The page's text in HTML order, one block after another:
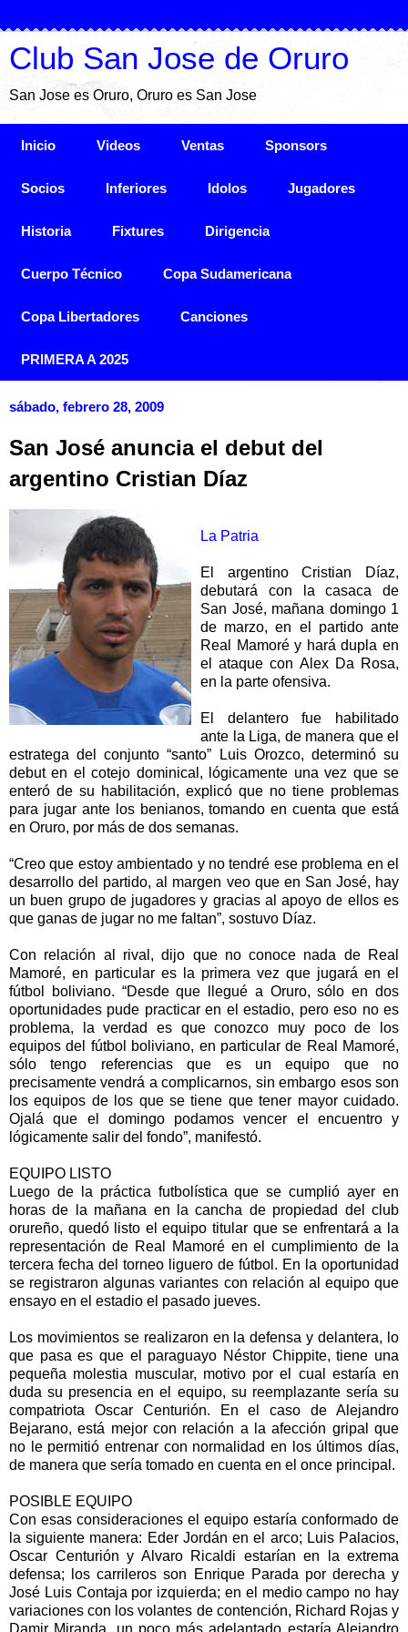
Club San Jose de Oruro
San Jose es Oruro, Oruro es San Jose
Inicio Videos Ventas Sponsors
Socios Inferiores Idolos Jugadores
Historia Fixtures Dirigencia
Cuerpo Técnico Copa Sudamericana
Copa Libertadores Canciones
PRIMERA A 2025
sábado, febrero 28, 2009
San José anuncia el debut del
argentino Cristian Díaz
La Patria
El argentino Cristian Díaz,
debutará con la casaca de
San José, mañana domingo 1
de marzo, en el partido ante
Real Mamoré y hará dupla en
el ataque con Alex Da Rosa,
en la parte ofensiva.
El delantero fue habilitado
ante la Liga, de manera que el
estratega del conjunto “santo” Luis Orozco, determinó su
debut en el cotejo dominical, lógicamente una vez que se
enteró de su habilitación, explicó que no tiene problemas
para jugar ante los benianos, tomando en cuenta que está
en Oruro, por más de dos semanas.
“Creo que estoy ambientado y no tendré ese problema en el
desarrollo del partido, al margen veo que en San José, hay
un buen grupo de jugadores y gracias al apoyo de ellos es
que ganas de jugar no me faltan”, sostuvo Díaz.
Con relación al rival, dijo que no conoce nada de Real
Mamoré, en particular es la primera vez que jugará en el
fútbol boliviano. “Desde que llegué a Oruro, sólo en dos
oportunidades pude practicar en el estadio, pero eso no es
problema, la verdad es que conozco muy poco de los
equipos del fútbol boliviano, en particular de Real Mamoré,
sólo tengo referencias que es un equipo que no
precisamente vendrá a complicarnos, sin embargo esos son
los equipos de los que se tiene que tener mayor cuidado.
Ojalá que el domingo podamos vencer el encuentro y
lógicamente salir del fondo”, manifestó.
EQUIPO LISTO
Luego de la práctica futbolística que se cumplió ayer en
horas de la mañana en la cancha de propiedad del club
orureño, quedó listo el equipo titular que se enfrentará a la
representación de Real Mamoré en el cumplimiento de la
tercera fecha del torneo liguero de fútbol. En la oportunidad
se registraron algunas variantes con relación al equipo que
ensayo en el estadio el pasado jueves.
Los movimientos se realizaron en la defensa y delantera, lo
que pasa es que el paraguayo Néstor Chippite, tiene una
pequeña molestia muscular, motivo por el cual estaría en
duda su presencia en el equipo, su reemplazante sería su
compatriota Oscar Centurión. En el caso de Alejandro
Bejarano, está mejor con relación a la afección gripal que
no le permitió entrenar con normalidad en los últimos días,
de manera que sería tomado en cuenta en el once principal.
POSIBLE EQUIPO
Con esas consideraciones el equipo estaría conformado de
la siguiente manera: Eder Jordán en el arco; Luis Palacios,
Oscar Centurión y Alvaro Ricaldi estarían en la extrema
defensa; los carrileros son Enrique Parada por derecha y
José Luis Contaja por izquierda; en el medio campo no hay
variaciones con los volantes de contención, Richard Rojas y
Damir Miranda, un poco más adelantado estaría Alejandro